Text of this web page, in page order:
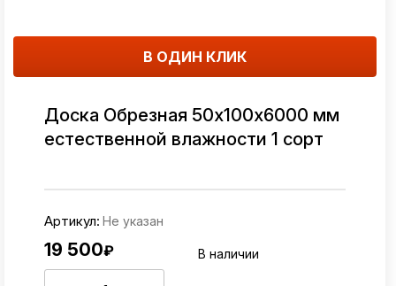
В ОДИН КЛИК
Доска Обрезная 50х100х6000 мм
естественной влажности 1 сорт
Артикул: Не указан
19 500₽ В наличии